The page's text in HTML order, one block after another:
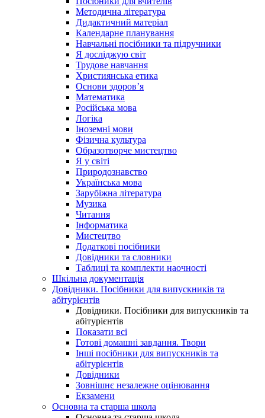
Методична література
Дидактичний матеріал
Календарне планування
Навчальні посібники та підручники
Я досліджую світ
Трудове навчання
Християнська етика
Основи здоров’я
Математика
Російська мова
Логіка
Іноземні мови
Фізична культура
Образотворче мистецтво
Я у світі
Природознавство
Українська мова
Зарубіжна література
Музика
Читання
Інформатика
Мистецтво
Додаткові посібники
Довідники та словники
Таблиці та комплекти наочності
Шкільна документація
Довідники. Посібники для випускників та
абітурієнтів
Довідники. Посібники для випускників та
абітурієнтів
Показати всі
Готові домашні завдання. Твори
Інші посібники для випускників та
абітурієнтів
Довідники
Зовнішнє незалежне оцінювання
Екзамени
Основна та старша школа